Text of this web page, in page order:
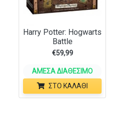
Harry Potter: Hogwarts
Battle
€59,99
ΆΜΕΣΑ ΔΙΑΘΈΣΙΜΟ
ΣΤΟ ΚΑΛΆΘΙ